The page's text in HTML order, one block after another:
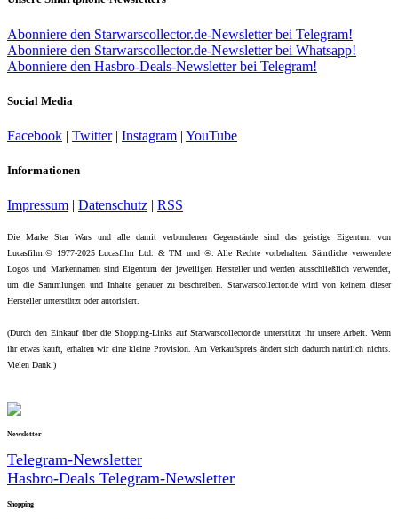
Abonniere den Starwarscollector.de-Newsletter bei Telegram!
Abonniere den Starwarscollector.de-Newsletter bei Whatsapp!
Abonniere den Hasbro-Deals-Newsletter bei Telegram!
Social Media
Facebook | Twitter| Instagram | YouTube
Informationen
Impressum | Datenschutz | RSS
Die Marke Star Wars und alle damit verbundenen Gegenstände sind das geistige Eigentum von
Lucasfilm.© 1977-2025 Lucasfilm Ltd. & TM und ®. Alle Rechte vorbehalten. Sämtliche verwendete
Logos und Markennamen sind Eigentum der jeweiligen Hersteller und werden ausschließlich verwendet,
um die Sammlungen und Inhalte genauer zu beschreiben. Starwarscollector.de wird von keinem dieser
Hersteller unterstützt oder autorisiert.
(Durch den Einkauf über die Shopping-Links auf Starwarscollector.de unterstützt ihr unsere Arbeit. Wenn
ihr etwas kauft, erhalten wir eine kleine Provision. Am Verkaufspreis ändert sich dadurch natürlich nichts.
Vielen Dank.)
Newsletter
Telegram-Newsletter
Hasbro-Deals Telegram-Newsletter
Shopping